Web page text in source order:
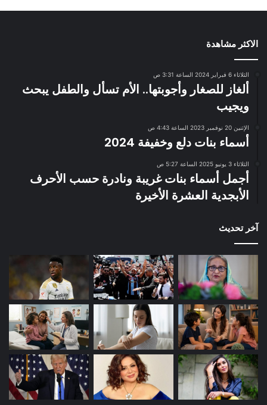
الاكثر مشاهدة
الثلاثاء 6 فبراير 2024 الساعة 3:31 ص
ألغاز للصغار وأجوبتها.. الأم تسأل والطفل يبحث
ويجيب
الإثنين 20 نوفمبر 2023 الساعة 4:43 ص
أسماء بنات دلع وخفيفة 2024
الثلاثاء 3 يونيو 2025 الساعة 5:27 ص
أجمل أسماء بنات غريبة ونادرة حسب الأحرف
الأبجدية العشرة الأخيرة
آخر تحديث